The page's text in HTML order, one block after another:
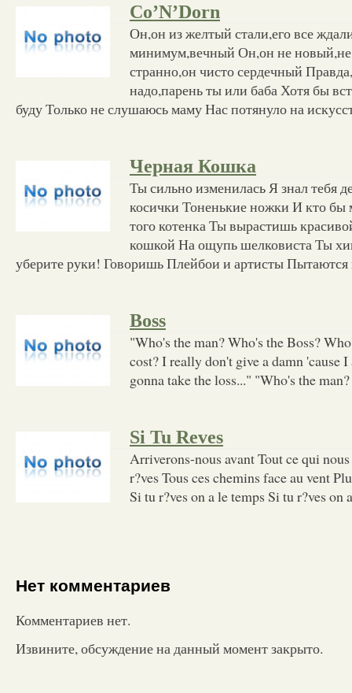
Co’N’Dorn
Он,он из желтый стали,его все
минимум,вечный Он,он не новый,не
странно,он чисто сердечный
надо,парень ты или баба Хотя бы
буду Только не слушаюсь маму Нас потянуло на
Черная Кошка
Ты сильно изменилась Я знал тебя
косички Тоненькие ножки И кто бы
того котенка Ты вырастишь
кошкой На ощупь шелковиста Ты
уберите руки! Говоришь Плейбои и артисты
Boss
"Who's the man? Who's the Boss?
cost? I really don't give a damn 'cause
gonna take the loss..." "Who's the man?
Si Tu Reves
Arriverons-nous avant Tout ce qui
r?ves Tous ces chemins face au vent
Si tu r?ves on a le temps Si tu r?ves on
Нет комментариев
Комментариев нет.
Извините, обсуждение на данный момент закрыто.